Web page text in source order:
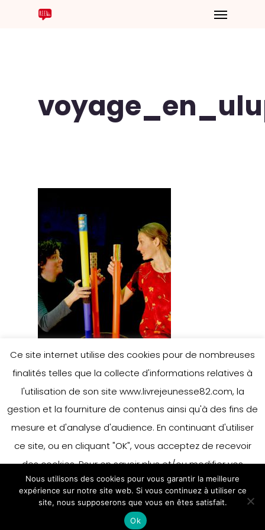
Leave a Reply
You must belogged into post a
comment.
Ce site internet utilise des cookies pour de nombreuses
finalités telles que la collecte d'informations relatives à
l'utilisation de son site www.livrejeunesse82.com, la
gestion et la fourniture de contenus ainsi qu'à des fins de
mesure et d'analyse d'audience. En continuant d'utiliser
ce site, ou en cliquant "OK", vous acceptez de recevoir
des cookies. Pour en savoir plus et/ou modifier vos
préférences en matière de cookies, merci de vous référer
à notre politique sur les cookies.
Accepter
En savoir plus
Nous utilisons des cookies pour vous garantir la meilleure
expérience sur notre site web. Si vous continuez à utiliser ce
site, nous supposerons que vous en êtes satisfait.
Ok